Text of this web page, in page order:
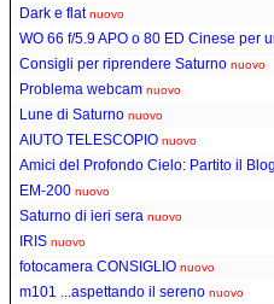
Dark e flat nuovo
WO 66 f/5.9 APO o 80 ED Cinese per
Consigli per riprendere Saturno nuovo
Problema webcam nuovo
Lune di Saturno nuovo
AIUTO TELESCOPIO nuovo
Amici del Profondo Cielo: Partito il
EM-200 nuovo
Saturno di ieri sera nuovo
IRIS nuovo
fotocamera CONSIGLIO nuovo
m101 ...aspettando il sereno nuovo